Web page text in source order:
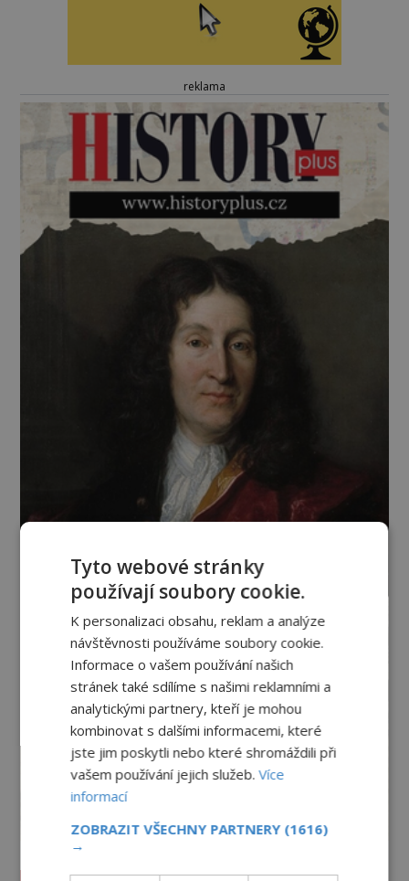
reklama
Tyto webové stránky
používají soubory cookie.
K personalizaci obsahu, reklam a analýze
návštěvnosti používáme soubory cookie.
Informace o vašem používání našich
stránek také sdílíme s našimi reklamními a
analytickými partnery, kteří je mohou
kombinovat s dalšími informacemi, které
jste jim poskytli nebo které shromáždili při
vašem používání jejich služeb.Více
informací
ZOBRAZIT VŠECHNY PARTNERY (1616)
→